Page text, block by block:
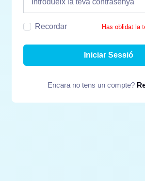
Recordar Has oblidat la
Iniciar Sessió
Encara no tens un compte?